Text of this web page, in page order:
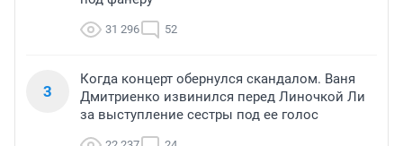
31 296 52
3
Когда концерт обернулся скандалом. Ваня
Дмитриенко извинился перед Линочкой Ли
за выступление сестры под ее голос